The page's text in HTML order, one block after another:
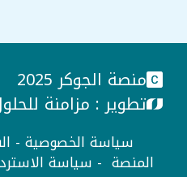
منصة الجوكر 2025
تطوير : مزامنة
سياسة الخصوصية -
المنصة - سياسة